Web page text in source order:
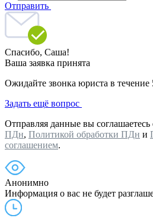
Отправить
Спасибо, Саша!
Ваша заявка принята
Ожидайте звонка юриста в течение
Задать ещё вопрос
Отправляя данные вы соглашаетесь
ПДн, Политикой обработки ПДн и
соглашением.
Анонимно
Информация о вас не будет